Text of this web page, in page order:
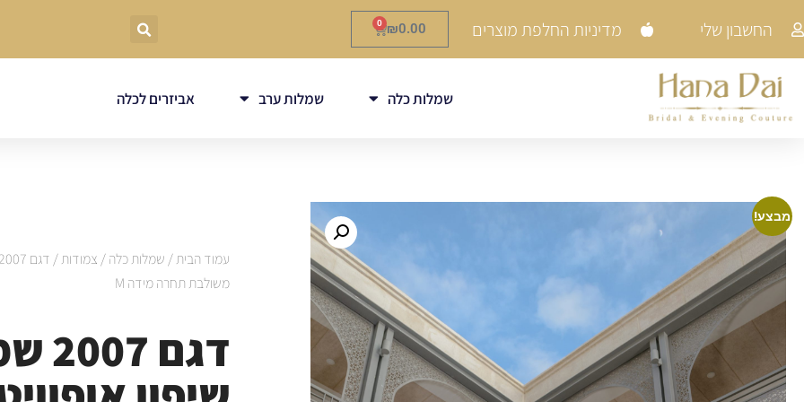
החשבון שלי מדיניות החלפת מוצרים ₪0.00
0
שמלות כלה שמלות ערב אביזרים לכלה
מבצע!
עמוד הבית/ שמלות כלה/ צמודות
משולבת תחרה מידה M